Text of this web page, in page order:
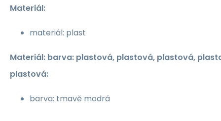
Materiál:
materiál: plast
Materiál: barva: plastová, plastová, plastová,
plastová:
barva: tmavě modrá